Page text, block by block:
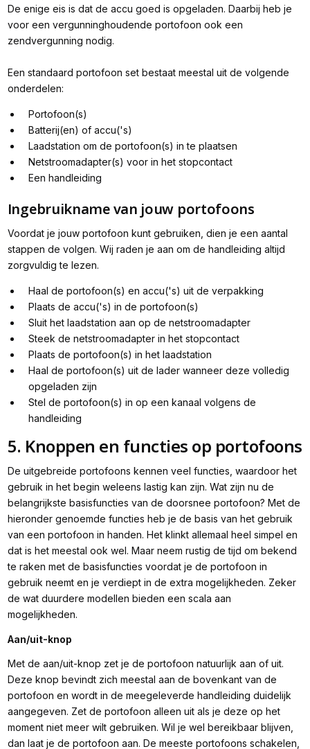
De enige eis is dat de accu goed is opgeladen. Daarbij heb je
voor een vergunninghoudende portofoon ook een
zendvergunning nodig.
Een standaard portofoon set bestaat meestal uit de volgende
onderdelen:
Portofoon(s)
Batterij(en) of accu('s)
Laadstation om de portofoon(s) in te plaatsen
Netstroomadapter(s) voor in het stopcontact
Een handleiding
Ingebruikname van jouw portofoons
Voordat je jouw portofoon kunt gebruiken, dien je een aantal
stappen de volgen. Wij raden je aan om de handleiding altijd
zorgvuldig te lezen.
Haal de portofoon(s) en accu('s) uit de verpakking
Plaats de accu('s) in de portofoon(s)
Sluit het laadstation aan op de netstroomadapter
Steek de netstroomadapter in het stopcontact
Plaats de portofoon(s) in het laadstation
Haal de portofoon(s) uit de lader wanneer deze volledig
opgeladen zijn
Stel de portofoon(s) in op een kanaal volgens de
handleiding
5. Knoppen en functies op portofoons
De uitgebreide portofoons kennen veel functies, waardoor het
gebruik in het begin weleens lastig kan zijn. Wat zijn nu de
belangrijkste basisfuncties van de doorsnee portofoon? Met de
hieronder genoemde functies heb je de basis van het gebruik
van een portofoon in handen. Het klinkt allemaal heel simpel en
dat is het meestal ook wel. Maar neem rustig de tijd om bekend
te raken met de basisfuncties voordat je de portofoon in
gebruik neemt en je verdiept in de extra mogelijkheden. Zeker
de wat duurdere modellen bieden een scala aan
mogelijkheden.
Aan/uit-knop
Met de aan/uit-knop zet je de portofoon natuurlijk aan of uit.
Deze knop bevindt zich meestal aan de bovenkant van de
portofoon en wordt in de meegeleverde handleiding duidelijk
aangegeven. Zet de portofoon alleen uit als je deze op het
moment niet meer wilt gebruiken. Wil je wel bereikbaar blijven,
dan laat je de portofoon aan. De meeste portofoons schakelen,